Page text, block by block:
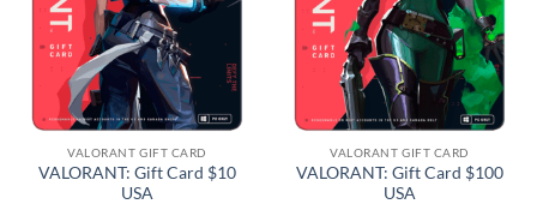
VALORANT GIFT CARD
VALORANT: Gift Card $10
USA
VALORANT GIFT CARD
VALORANT: Gift Card $100
USA